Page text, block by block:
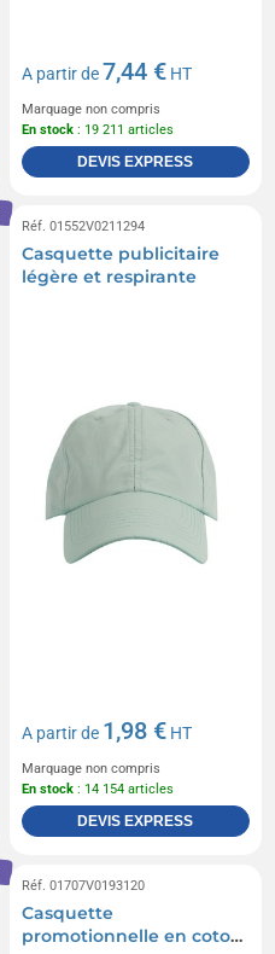
A partir de7,44 € HT
Marquage non compris
En stock : 19 211 articles
DEVIS EXPRESS
Réf. 01552V0211294
Casquette publicitaire
légère et respirante
A partir de 1,98 € HT
Marquage non compris
En stock : 14 154 articles
DEVIS EXPRESS
Réf. 01707V0193120
Casquette
promotionnelle en coton